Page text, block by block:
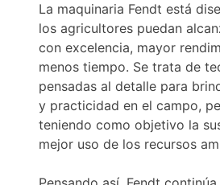
La maquinaria Fendt está
los agricultores puedan
con excelencia, mayor
menos tiempo. Se trata de
pensadas al detalle para
y practicidad en el campo,
teniendo como objetivo la
mejor uso de los recursos